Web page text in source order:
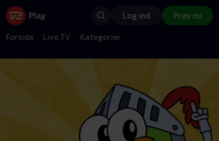
Log ind Prøv nu
Forside Live TV Kategorier